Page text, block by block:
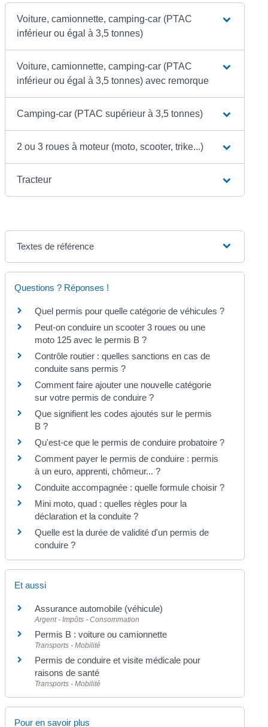
Voiture, camionnette, camping-car (PTAC
inférieur ou égal à 3,5 tonnes)
Voiture, camionnette, camping-car (PTAC
inférieur ou égal à 3,5 tonnes) avec remorque
Camping-car (PTAC supérieur à 3,5 tonnes)
2 ou 3 roues à moteur (moto, scooter, trike...)
Tracteur
Textes de référence
Questions ? Réponses !
Quel permis pour quelle catégorie de véhicules ?
Peut-on conduire un scooter 3 roues ou une
moto 125 avec le permis B ?
Contrôle routier : quelles sanctions en cas de
conduite sans permis ?
Comment faire ajouter une nouvelle catégorie
sur votre permis de conduire ?
Que signifient les codes ajoutés sur le permis
B ?
Qu'est-ce que le permis de conduire probatoire ?
Comment payer le permis de conduire : permis
à un euro, apprenti, chômeur... ?
Conduite accompagnée : quelle formule choisir ?
Mini moto, quad : quelles règles pour la
déclaration et la conduite ?
Quelle est la durée de validité d'un permis de
conduire ?
Et aussi
Assurance automobile (véhicule)
Argent - Impôts - Consommation
Permis B : voiture ou camionnette
Transports - Mobilité
Permis de conduire et visite médicale pour
raisons de santé
Transports - Mobilité
Pour en savoir plus